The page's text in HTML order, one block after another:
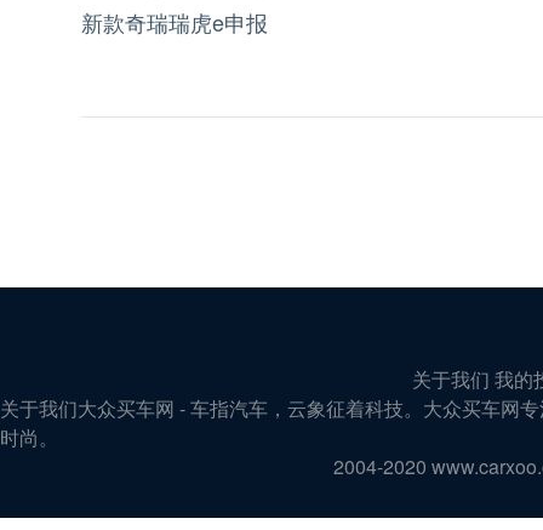
新款奇瑞瑞虎e申报
关于我们 我的
关于我们大众买车网 - 车指汽车，云象征着科技。大众买车网
时尚。
2004-2020